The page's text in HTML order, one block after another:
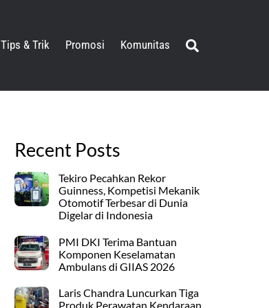
Tips & Trik Promosi Komunitas
Recent Posts
Tekiro Pecahkan Rekor
Guinness, Kompetisi Mekanik
Otomotif Terbesar di Dunia
Digelar di Indonesia
PMI DKI Terima Bantuan
Komponen Keselamatan
Ambulans di GIIAS 2026
Laris Chandra Luncurkan Tiga
Produk Perawatan Kendaraan